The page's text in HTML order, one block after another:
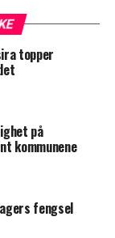
topper
på
kommunene
fengsel